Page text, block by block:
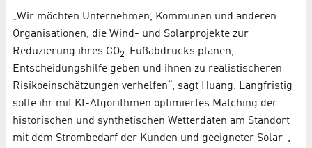
„Wir möchten Unternehmen, Kommunen und anderen
Organisationen, die Wind- und Solarprojekte zur
Reduzierung ihres CO2-Fußabdrucks planen,
Entscheidungshilfe geben und ihnen zu realistischeren
Risikoeinschätzungen verhelfen“, sagt Huang. Langfristig
solle ihr mit KI-Algorithmen optimiertes Matching der
historischen und synthetischen Wetterdaten am Standort
mit dem Strombedarf der Kunden und geeigneter Solar-,